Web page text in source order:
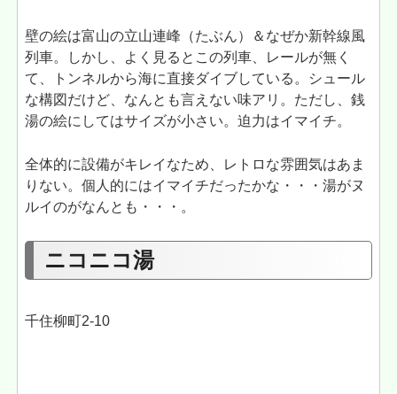
壁の絵は富山の立山連峰（たぶん）＆なぜか新幹線風
列車。しかし、よく見るとこの列車、レールが無く
て、トンネルから海に直接ダイブしている。シュール
な構図だけど、なんとも言えない味アリ。ただし、銭
湯の絵にしてはサイズが小さい。迫力はイマイチ。
全体的に設備がキレイなため、レトロな雰囲気はあま
りない。個人的にはイマイチだったかな・・・湯がヌ
ルイのがなんとも・・・。
ニコニコ湯
千住柳町2-10